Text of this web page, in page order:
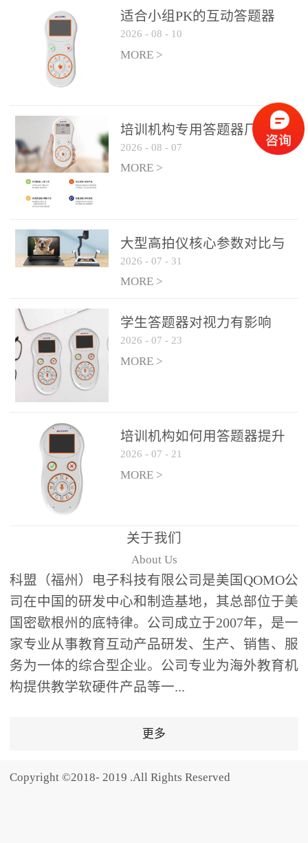
课堂互动解决方案，重新
定义了师生互动的新模
式。极简操作，轻松融入
教学流程QVote 深谙教师
教学节奏的重要性，采用
念，教师无需复杂培训即
可快速上手。软件支持与
PPT、白板等常用教学工具
无缝衔接，开课只需简单
几步：打开软件、选择互
整个过程不超过 30 秒，完
美融入正常教学流程，避
免打断课堂连贯性。无论
点讲解互动，还是课后即
时反馈，QVote 都能灵活
适配不同教学环节需求，
让教师专注于教学内容本
身，而非技术操作。多元
热情QVote 提供了丰富的
互动功能矩阵，满足不同
学科、不同教学目标的互
动需求：即时答题：支持
单选题、多选题、判断题
等基础题型，学生通过答
题器快速响应，系统实时
统计答题数据并生成可视
化图表，让教师瞬间掌握
学生知识掌握情况。主观
反馈：包含简答题、观点
阐述等开放式互动，鼓励
学生自由表达思考过程，
培养批判性思维与表达能
功能增加课堂趣味性，同
适合小组PK的互动答题器
2026 - 08 - 10
MORE >
培训机构专用答题器厂家产
品方案
2026 - 08 - 07
MORE >
大型高拍仪核心参数对比与
选购建议
2026 - 07 - 31
MORE >
学生答题器对视力有影响
吗？
2026 - 07 - 23
MORE >
培训机构如何用答题器提升
学生专注度
2026 - 07 - 21
MORE >
关于我们
About Us
科盟（福州）电子科技有限公司是美国QOMO公
司在中国的研发中心和制造基地，其总部位于美
国密歇根州的底特律。公司成立于2007年，是一
家专业从事教育互动产品研发、生产、销售、服
务为一体的综合型企业。公司专业为海外教育机
构提供教学软硬件产品等一...
更多
Copyright ©2018- 2019 .All Rights Reserved